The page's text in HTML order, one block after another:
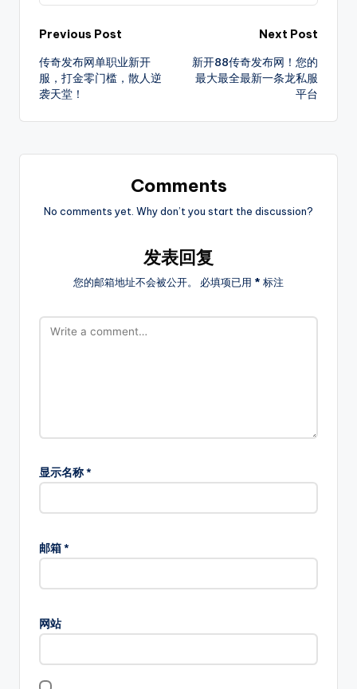
Post
navigation
Previous Post
传奇发布网单职业新开
服，打金零门槛，散人逆
袭天堂！
Next Post
新开88传奇发布网！您的
最大最全最新一条龙私服
平台
Comments
No comments yet. Why don’t you start the discussion?
发表回复
您的邮箱地址不会被公开。 必填项已用 * 标注
显示名称*
邮箱*
网站